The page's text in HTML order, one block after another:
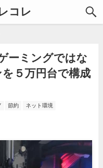
コレ
ーミングではな
５万円台で構成
節約 ネット環境